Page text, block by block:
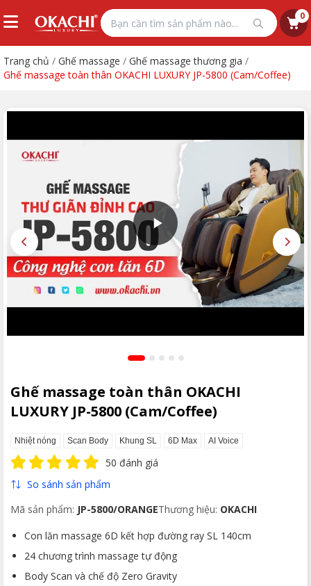
0
Trang chủ / Ghế massage / Ghế massage thương gia /
Ghế massage toàn thân OKACHI LUXURY JP-5800 (Cam/Coffee)
Ghế massage toàn thân OKACHI
LUXURY JP-5800 (Cam/Coffee)
Nhiệt nóng Scan Body Khung SL 6D Max AI Voice
50 đánh giá
So sánh sản phẩm
Mã sản phẩm: JP-5800/ORANGEThương hiệu: OKACHI
Con lăn massage 6D kết hợp đường ray SL 140cm
24 chương trình massage tự động
Body Scan và chế độ Zero Gravity